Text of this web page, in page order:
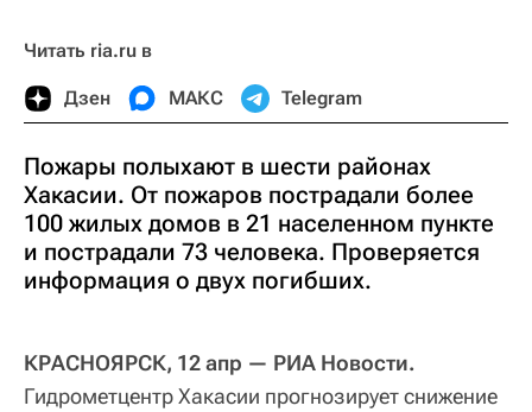
Читать ria.ru в
Дзен МАКС Telegram
Пожары полыхают в шести районах
Хакасии. От пожаров пострадали более
100 жилых домов в 21 населенном пункте
и пострадали 73 человека. Проверяется
информация о двух погибших.
КРАСНОЯРСК, 12 апр — РИА Новости.
Гидрометцентр Хакасии прогнозирует снижение